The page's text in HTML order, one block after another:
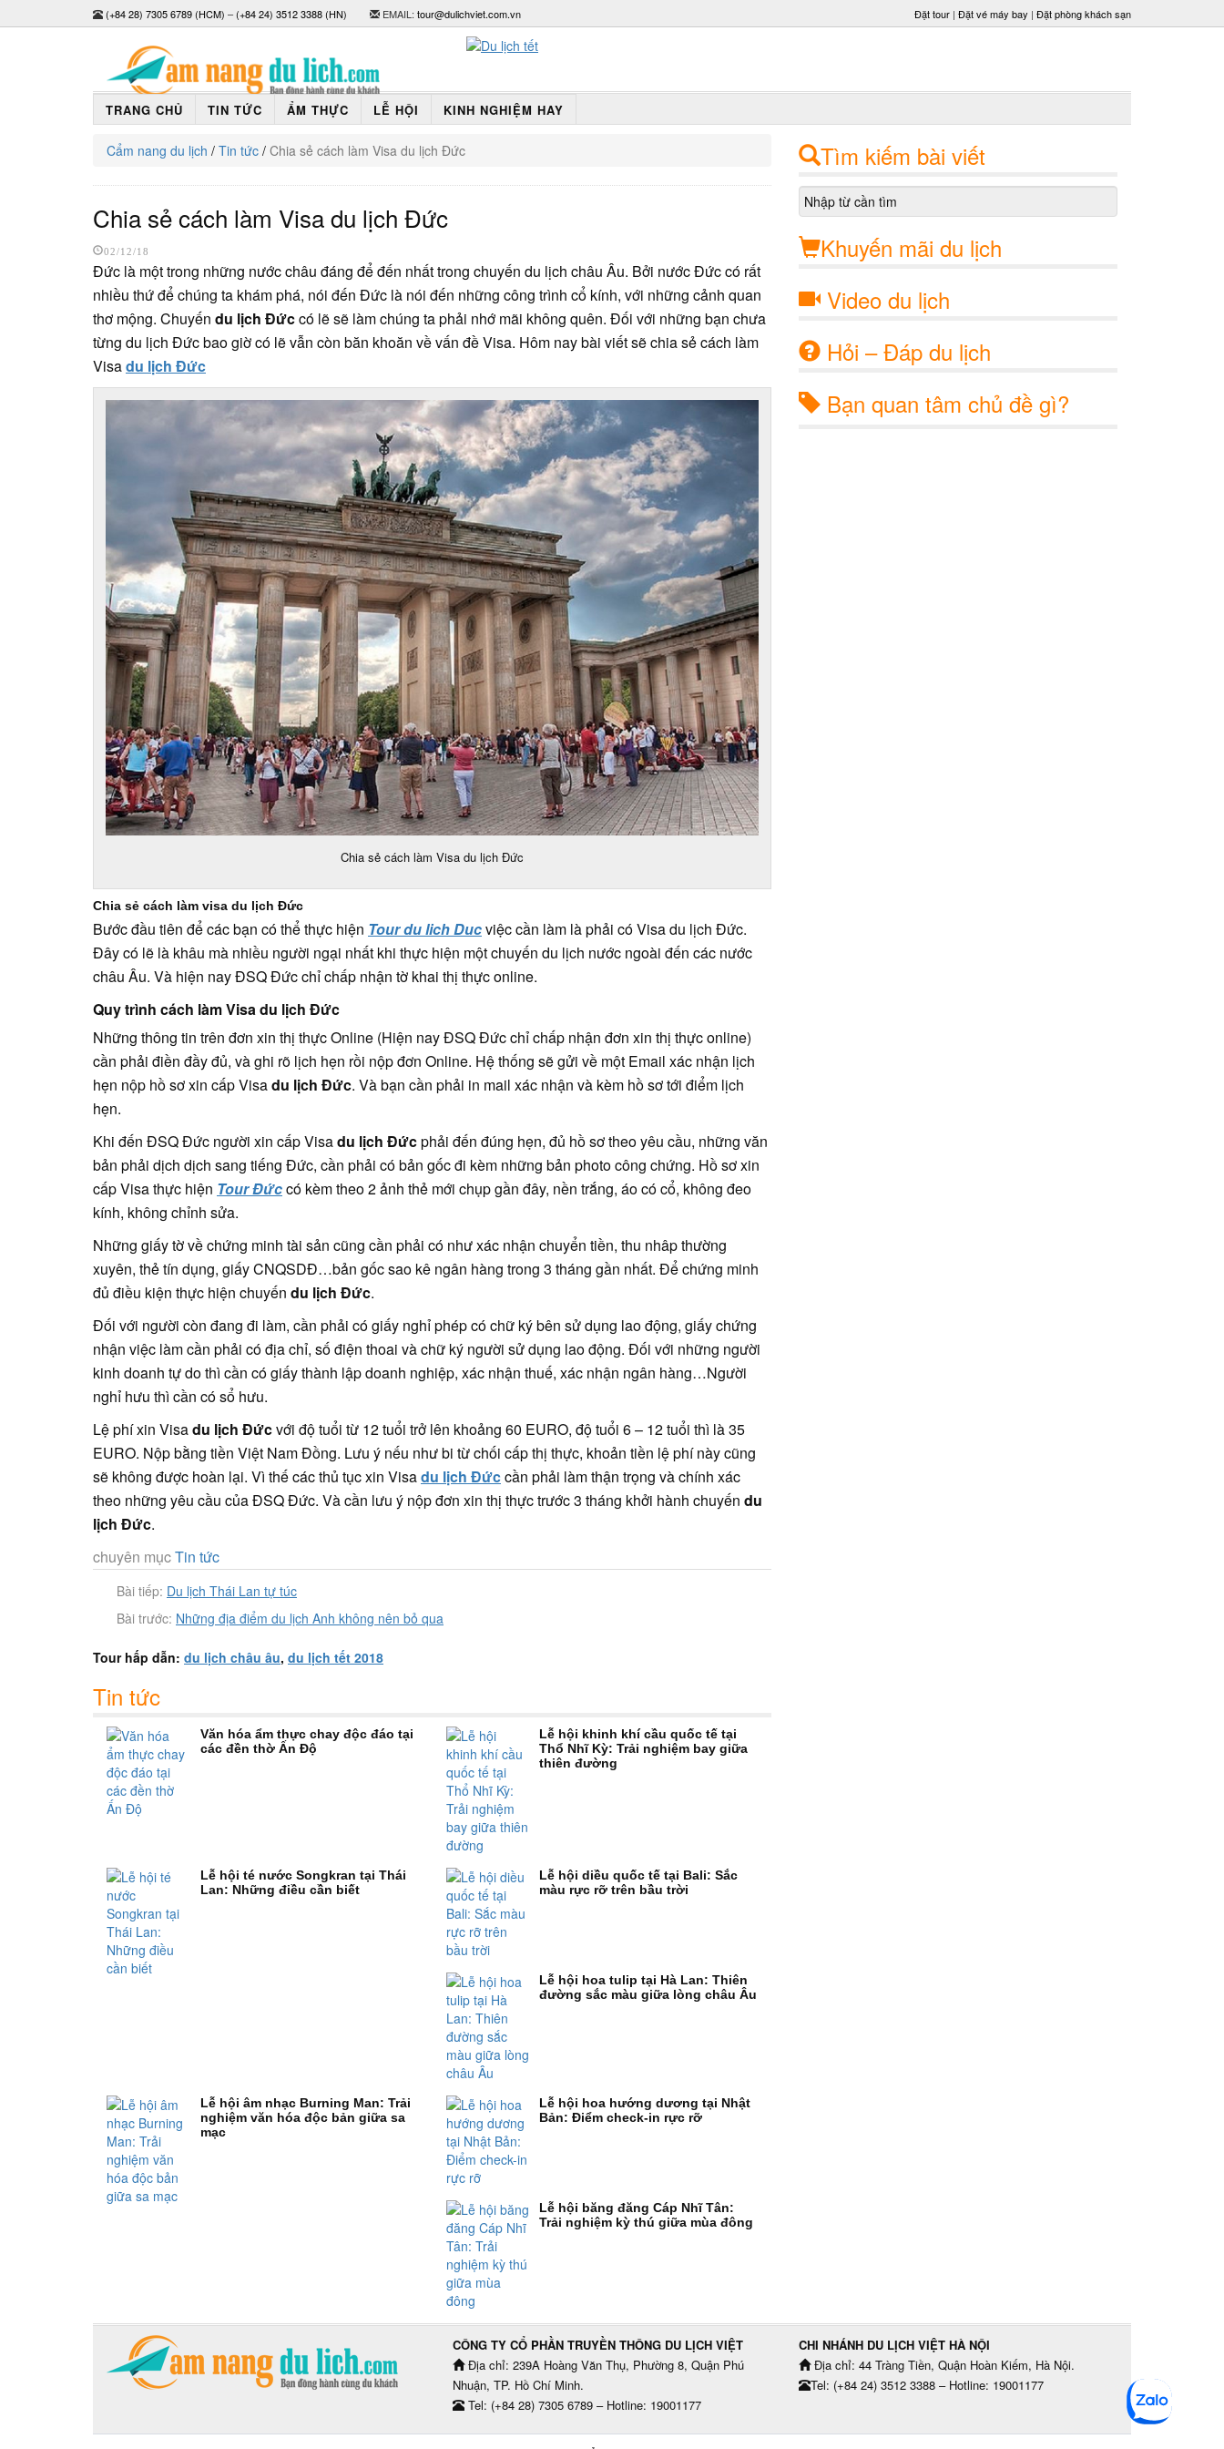
(+84 28) 7305 6789 (HCM) –(+84 24) 3512 3388 (HN) EMAIL: tour@dulichviet.com.vn Đặt tour | Đặt vé máy bay | Đặt phòng khách sạn
TRANG CHỦ TIN TỨC ẨM THỰC LỄ HỘI KINH NGHIỆM HAY
Cẩm nang du lịch / Tin tức / Chia sẻ cách làm Visa du lịch Đức
Chia sẻ cách làm Visa du lịch Đức
02/12/18
Đức là một trong những nước châu đáng để đến nhất trong chuyến du lịch châu Âu. Bởi nước Đức có rất
nhiều thứ để chúng ta khám phá, nói đến Đức là nói đến những công trình cổ kính, với những cảnh quan
thơ mộng. Chuyến du lịch Đứccó lẽ sẽ làm chúng ta phải nhớ mãi không quên. Đối với những bạn chưa
từng du lịch Đức bao giờ có lẽ vẫn còn băn khoăn về vấn đề Visa. Hôm nay bài viết sẽ chia sẻ cách làm
Visadu lịch Đức
Chia sẻ cách làm Visa du lịch Đức
Chia sẻ cách làm visa du lịch Đức
Bước đầu tiên để các bạn có thể thực hiện Tour du lich Ducviệc cần làm là phải có Visa du lịch Đức.
Đây có lẽ là khâu mà nhiều người ngại nhất khi thực hiện một chuyến du lịch nước ngoài đến các nước
châu Âu. Và hiện nay ĐSQ Đức chỉ chấp nhận tờ khai thị thực online.
Quy trình cách làm Visa du lịch Đức
Những thông tin trên đơn xin thị thực Online (Hiện nay ĐSQ Đức chỉ chấp nhận đơn xin thị thực online)
cần phải điền đầy đủ, và ghi rõ lịch hẹn rồi nộp đơn Online. Hệ thống sẽ gửi về một Email xác nhận lịch
hẹn nộp hồ sơ xin cấp Visadu lịch Đức. Và bạn cần phải in mail xác nhận và kèm hồ sơ tới điểm lịch
hẹn.
Khi đến ĐSQ Đức người xin cấp Visadu lịch Đứcphải đến đúng hẹn, đủ hồ sơ theo yêu cầu, những văn
bản phải dịch dịch sang tiếng Đức, cần phải có bản gốc đi kèm những bản photo công chứng. Hồ sơ xin
cấp Visa thực hiện Tour Đứccó kèm theo 2 ảnh thẻ mới chụp gần đây, nền trắng, áo có cổ, không đeo
kính, không chỉnh sửa.
Những giấy tờ về chứng minh tài sản cũng cần phải có như xác nhận chuyển tiền, thu nhâp thường
xuyên, thẻ tín dụng, giấy CNQSDĐ…bản gốc sao kê ngân hàng trong 3 tháng gần nhất. Để chứng minh
đủ điều kiện thực hiện chuyến du lịch Đức.
Đối với người còn đang đi làm, cần phải có giấy nghỉ phép có chữ ký bên sử dụng lao động, giấy chứng
nhận việc làm cần phải có địa chỉ, số điện thoai và chữ ký người sử dụng lao động. Đối với những người
kinh doanh tự do thì cần có giấy thành lập doanh nghiệp, xác nhận thuế, xác nhận ngân hàng…Người
nghỉ hưu thì cần có sổ hưu.
Lệ phí xin Visadu lịch Đứcvới độ tuổi từ 12 tuổi trở lên khoảng 60 EURO, độ tuổi 6 – 12 tuổi thì là 35
EURO. Nộp bằng tiền Việt Nam Đồng. Lưu ý nếu như bi từ chối cấp thị thực, khoản tiền lệ phí này cũng
sẽ không được hoàn lại. Vì thế các thủ tục xin Visadu lịch Đứccần phải làm thận trọng và chính xác
theo những yêu cầu của ĐSQ Đức. Và cần lưu ý nộp đơn xin thị thực trước 3 tháng khởi hành chuyến du
lịch Đức.
chuyên mụcTin tức
Bài tiếp: Du lịch Thái Lan tự túc
Bài trước: Những địa điểm du lịch Anh không nên bỏ qua
Tour hấp dẫn: du lịch châu âu, du lịch tết 2018
Tin tức
Văn hóa ẩm thực chay độc đáo tại
các đền thờ Ấn Độ
Lễ hội khinh khí cầu quốc tế tại
Thổ Nhĩ Kỳ: Trải nghiệm bay giữa
thiên đường
Lễ hội té nước Songkran tại Thái
Lan: Những điều cần biết
Lễ hội diều quốc tế tại Bali: Sắc
màu rực rỡ trên bầu trời
Lễ hội hoa tulip tại Hà Lan: Thiên
đường sắc màu giữa lòng châu Âu
Lễ hội âm nhạc Burning Man: Trải
nghiệm văn hóa độc bản giữa sa
mạc
Lễ hội hoa hướng dương tại Nhật
Bản: Điểm check-in rực rỡ
Lễ hội băng đăng Cáp Nhĩ Tân:
Trải nghiệm kỳ thú giữa mùa đông
Tìm kiếm bài viết
Khuyến mãi du lịch
Video du lịch
Hỏi – Đáp du lịch
Bạn quan tâm chủ đề gì?
CÔNG TY CỔ PHẦN TRUYỀN THÔNG DU LỊCH VIỆT
Địa chỉ: 239A Hoàng Văn Thụ, Phường 8, Quận Phú
Nhuận, TP. Hồ Chí Minh.
Tel: (+84 28) 7305 6789 – Hotline: 19001177
CHI NHÁNH DU LỊCH VIỆT HÀ NỘI
Địa chỉ: 44 Tràng Tiền, Quận Hoàn Kiếm, Hà Nội.
Tel: (+84 24) 3512 3388 – Hotline: 19001177